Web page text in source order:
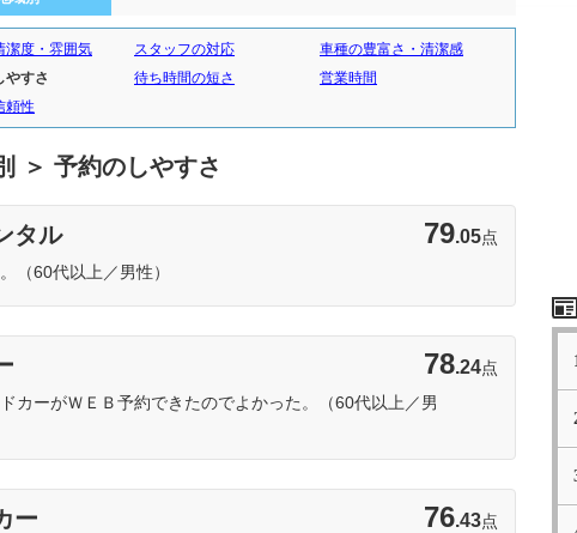
潔度・雰囲気 スタッフの対応
車種の豊富さ・清潔感
やすさ 待ち時間の短さ
営業時間
頼性
＞ 予約のしやすさ
タル 79.05点
（60代以上／男性）
78.24点
カーがＷＥＢ予約できたのでよかった。（60代以上／男
ー 76.43点